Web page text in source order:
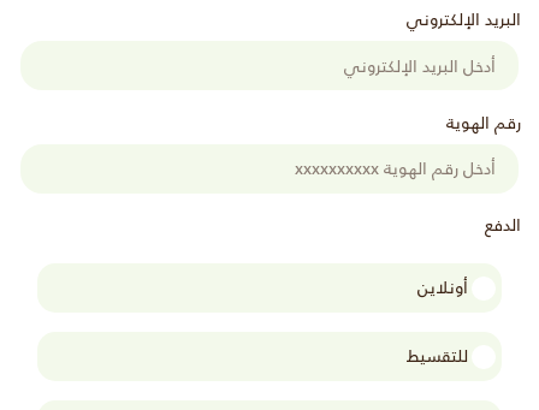
البريد الإلكتروني
رقم الهوية
الدفع
أونلاين
للتقسيط